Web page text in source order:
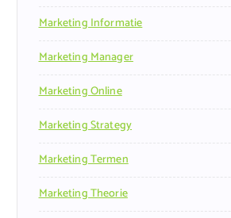
Marketing Informatie
Marketing Manager
Marketing Online
Marketing Strategy
Marketing Termen
Marketing Theorie